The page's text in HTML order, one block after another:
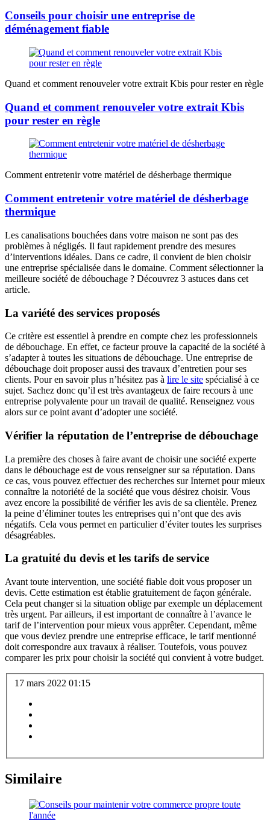
Conseils pour choisir une entreprise de
déménagement fiable
Quand et comment renouveler votre extrait Kbis pour rester en règle
Quand et comment renouveler votre extrait Kbis
pour rester en règle
Comment entretenir votre matériel de désherbage thermique
Comment entretenir votre matériel de désherbage
thermique
Les canalisations bouchées dans votre maison ne sont pas des
problèmes à négligés. Il faut rapidement prendre des mesures
d’interventions idéales. Dans ce cadre, il convient de bien choisir
une entreprise spécialisée dans le domaine. Comment sélectionner la
meilleure société de débouchage ? Découvrez 3 astuces dans cet
article.
La variété des services proposés
Ce critère est essentiel à prendre en compte chez les professionnels
de débouchage. En effet, ce facteur prouve la capacité de la société à
s’adapter à toutes les situations de débouchage. Une entreprise de
débouchage doit proposer aussi des travaux d’entretien pour ses
clients. Pour en savoir plus n’hésitez pas à lire le site spécialisé à ce
sujet. Sachez donc qu’il est très avantageux de faire recours à une
entreprise polyvalente pour un travail de qualité. Renseignez vous
alors sur ce point avant d’adopter une société.
Vérifier la réputation de l’entreprise de débouchage
La première des choses à faire avant de choisir une société experte
dans le débouchage est de vous renseigner sur sa réputation. Dans
ce cas, vous pouvez effectuer des recherches sur Internet pour mieux
connaître la notoriété de la société que vous désirez choisir. Vous
avez encore la possibilité de vérifier les avis de sa clientèle. Prenez
la peine d’éliminer toutes les entreprises qui n’ont que des avis
négatifs. Cela vous permet en particulier d’éviter toutes les surprises
désagréables.
La gratuité du devis et les tarifs de service
Avant toute intervention, une société fiable doit vous proposer un
devis. Cette estimation est établie gratuitement de façon générale.
Cela peut changer si la situation oblige par exemple un déplacement
très urgent. Par ailleurs, il est important de connaître à l’avance le
tarif de l’intervention pour mieux vous apprêter. Cependant, même
que vous deviez prendre une entreprise efficace, le tarif mentionné
doit correspondre aux travaux à réaliser. Toutefois, vous pouvez
comparer les prix pour choisir la société qui convient à votre budget.
17 mars 2022 01:15
Similaire